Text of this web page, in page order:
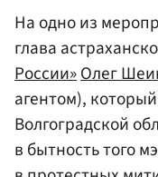
На одно из
глава
России»Олег
агентом),
Волгоградской
в бытность того